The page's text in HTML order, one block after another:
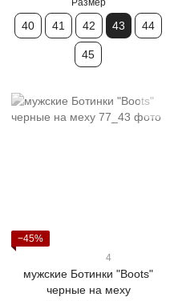
Размер
40 41 42 43 44
45
−45%
4
мужские Ботинки "Boots"
черные на меху